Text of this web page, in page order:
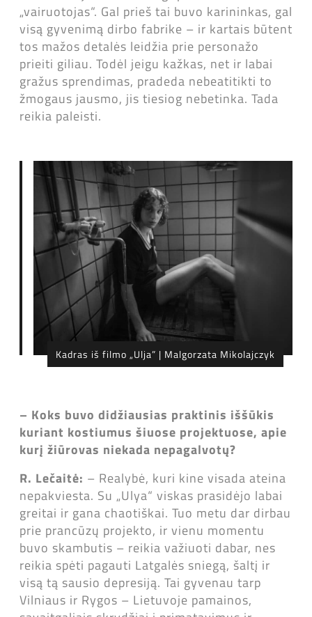
„vairuotojas“. Gal prieš tai buvo karininkas, gal
visą gyvenimą dirbo fabrike – ir kartais būtent
tos mažos detalės leidžia prie personažo
prieiti giliau. Todėl jeigu kažkas, net ir labai
gražus sprendimas, pradeda nebeatitikti to
žmogaus jausmo, jis tiesiog nebetinka. Tada
reikia paleisti.
Kadras iš filmo „Ulja” | Malgorzata Mikolajczyk
– Koks buvo didžiausias praktinis iššūkis
kuriant kostiumus šiuose projektuose, apie
kurį žiūrovas niekada nepagalvotų?
R. Lečaitė: – Realybė, kuri kine visada ateina
nepakviesta. Su „Ulya“ viskas prasidėjo labai
greitai ir gana chaotiškai. Tuo metu dar dirbau
prie prancūzų projekto, ir vienu momentu
buvo skambutis – reikia važiuoti dabar, nes
reikia spėti pagauti Latgalės sniegą, šaltį ir
visą tą sausio depresiją. Tai gyvenau tarp
Vilniaus ir Rygos – Lietuvoje pamainos,